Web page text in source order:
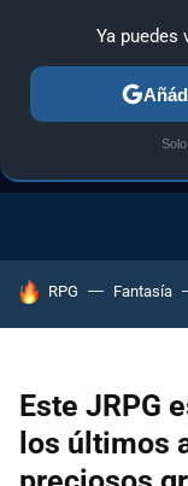
HOY SE HABLA DE
RPG Fantasía
Este JRPG
los últimos
Ya puedes